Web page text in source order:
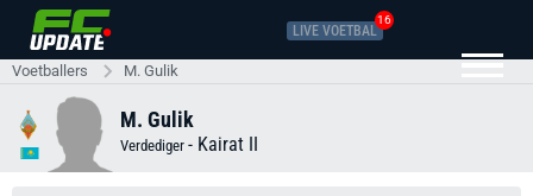
LIVE VOETBAL
16
Voetballers M. Gulik
M. Gulik
Verdediger - Kairat II